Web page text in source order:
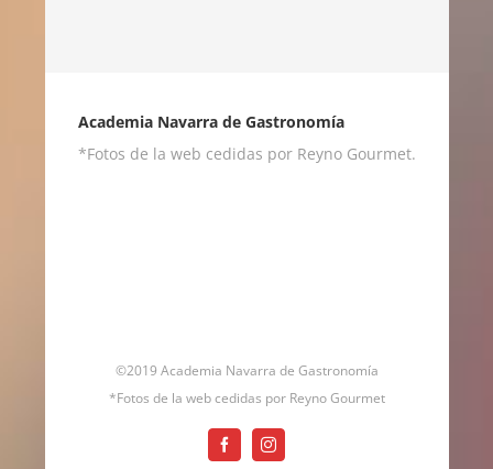
Academia Navarra de Gastronomía
*Fotos de la web cedidas por Reyno Gourmet.
©2019 Academia Navarra de Gastronomía
*Fotos de la web cedidas por Reyno Gourmet
FacebookInstagram